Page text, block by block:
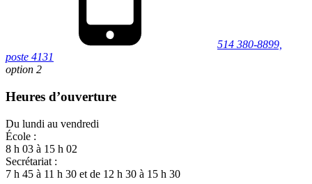
514 380-8899,
poste 4131
option 2
Heures d’ouverture
Du lundi au vendredi
École :
8 h 03 à 15 h 02
Secrétariat :
7 h 45 à 11 h 30 et de 12 h 30 à 15 h 30